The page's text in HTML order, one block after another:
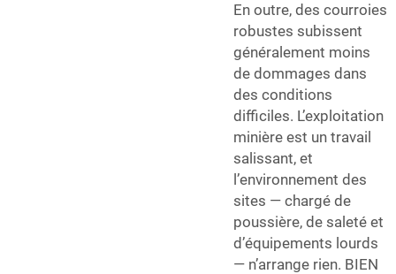
En outre, des courroies
robustes subissent
généralement moins
de dommages dans
des conditions
difficiles. L’exploitation
minière est un travail
salissant, et
l’environnement des
sites — chargé de
poussière, de saleté et
d’équipements lourds
— n’arrange rien. BIEN